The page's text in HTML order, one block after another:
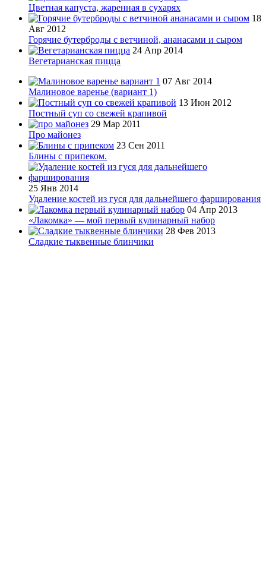
Цветная капуста, жаренная в сухарях
18
Авг 2012
Горячие бутерброды с ветчиной, ананасами и сыром
24 Апр 2014
Вегетарианская пицца
07 Авг 2014
Малиновое варенье (вариант 1)
13 Июн 2012
Постный суп со свежей крапивой
29 Мар 2011
Про майонез
23 Сен 2011
Блины с припеком.
25 Янв 2014
Удаление костей из гуся для дальнейшего фарширования
04 Апр 2013
«Лакомка» — мой первый кулинарный набор
28 Фев 2013
Сладкие тыквенные блинчики